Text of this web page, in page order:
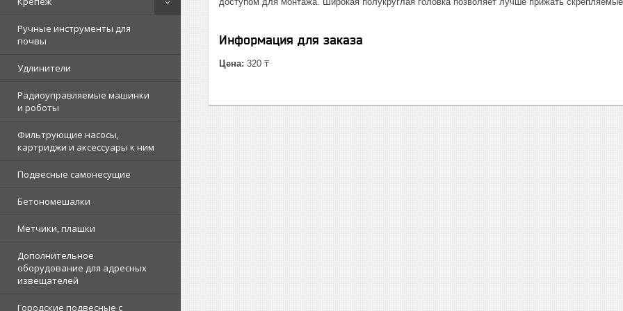
Ручные инструменты для
почвы
Удлинители
Радиоуправляемые машинки
и роботы
Фильтрующие насосы,
картриджи и аксессуары к ним
Подвесные самонесущие
Бетономешалки
Метчики, плашки
Дополнительное
оборудование для адресных
извещателей
Городские подвесные с
Информация для заказа
Цена: 320 ₸